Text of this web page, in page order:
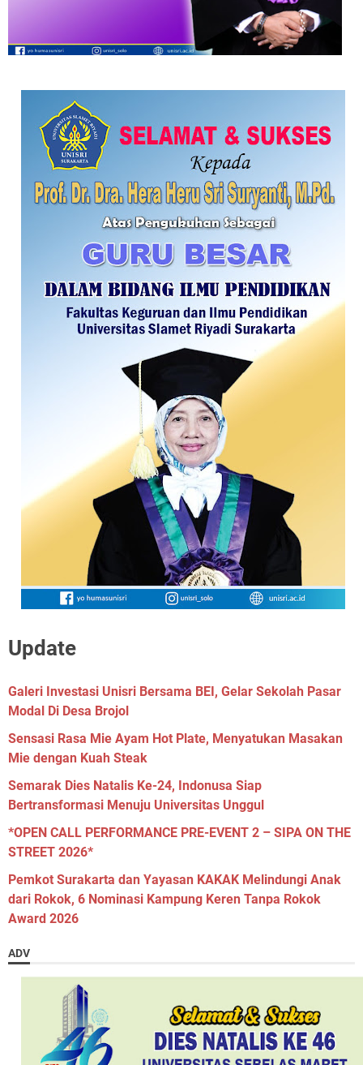
Update
Galeri Investasi Unisri Bersama BEI, Gelar Sekolah Pasar
Modal Di Desa Brojol
Sensasi Rasa Mie Ayam Hot Plate, Menyatukan Masakan
Mie dengan Kuah Steak
Semarak Dies Natalis Ke-24, Indonusa Siap
Bertransformasi Menuju Universitas Unggul
*OPEN CALL PERFORMANCE PRE-EVENT 2 – SIPA ON THE
STREET 2026*
Pemkot Surakarta dan Yayasan KAKAK Melindungi Anak
dari Rokok, 6 Nominasi Kampung Keren Tanpa Rokok
Award 2026
ADV